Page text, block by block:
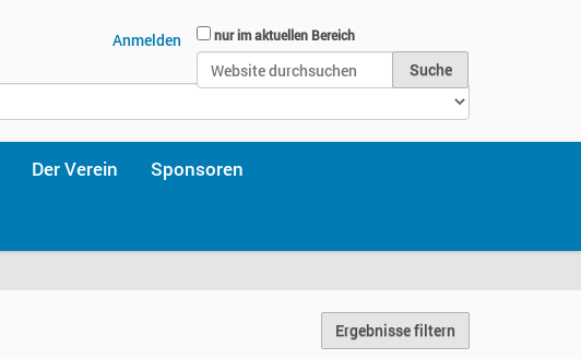
Website durchsuchen
nur im aktuellen Bereich
Anmelden
Der Verein Sponsoren
Ergebnisse filtern